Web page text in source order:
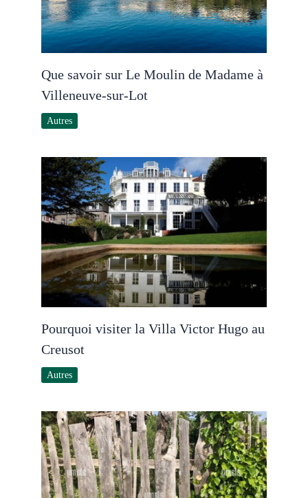
Que savoir sur Le Moulin de Madame à
Villeneuve-sur-Lot
Autres
Pourquoi visiter la Villa Victor Hugo au
Creusot
Autres